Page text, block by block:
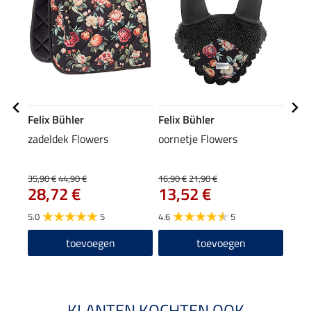
Felix Bühler
zadeldek Flowers
35,90 €44,90 €
28,72 €
5.0 5
toevoegen
Felix Bühler
oornetje Flowers
16,90 €21,90 €
13,52 €
4.6 5
toevoegen